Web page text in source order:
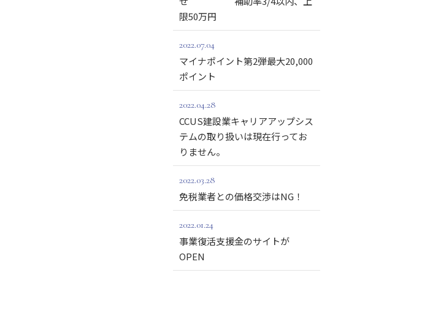
限50万円
2022.07.04
マイナポイント第2弾最大20,000
ポイント
2022.04.28
CCUS建設業キャリアアップシス
テムの取り扱いは現在行ってお
りません。
2022.03.28
免税業者との価格交渉はNG！
2022.01.24
事業復活支援金のサイトが
OPEN